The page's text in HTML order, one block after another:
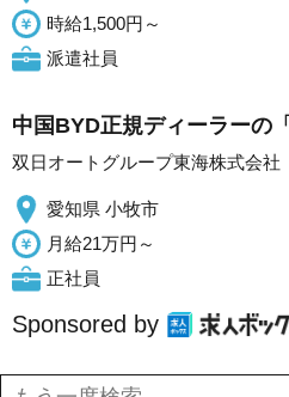
時給1,500円～
派遣社員
中国BYD正規ディーラーの
双日オートグループ東海株式会社
愛知県 小牧市
月給21万円～
正社員
Sponsored by